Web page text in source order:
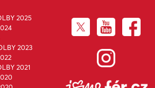
2025
2023
2021